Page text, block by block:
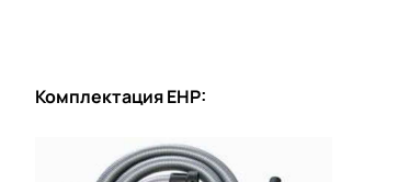
Комплектация EHP: